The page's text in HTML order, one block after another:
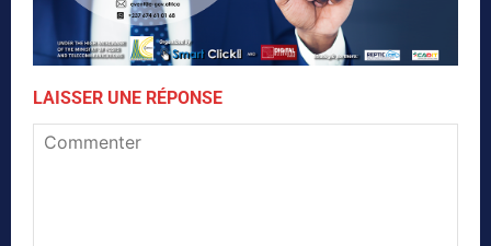
LAISSER UNE RÉPONSE